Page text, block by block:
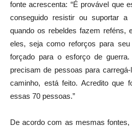
fonte acrescenta: “É provável que
conseguido resistir ou suportar a
quando os rebeldes fazem reféns,
eles, seja como reforços para
forçado para o esforço de
precisam de pessoas para
caminho, está feito. Acredito que
essas 70 pessoas.”
De acordo com as mesmas